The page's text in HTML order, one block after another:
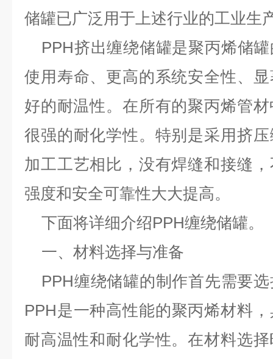
储罐已广泛用于上述行业的工业生
PPH挤出缠绕储罐是聚丙烯储
使用寿命、更高的系统安全性、
好的耐温性。在所有的聚丙烯管
很强的耐化学性。特别是采用挤
加工工艺相比，没有焊缝和接缝
强度和安全可靠性大大提高。
下面将详细介绍PPH缠绕储罐。
一、材料选择与准备
PPH缠绕储罐的制作首先需要
PPH是一种高性能的聚丙烯材料
耐高温性和耐化学性。在材料选